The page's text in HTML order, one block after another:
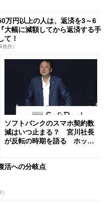
万円以上の人は、返済を3～6
大幅に減額してから返済する手
て！
所）
ソフトバンクのスマホ契約数
減はいつ止まる？ 宮川社長
が反転の時期を語る ホッピ
活への分岐点